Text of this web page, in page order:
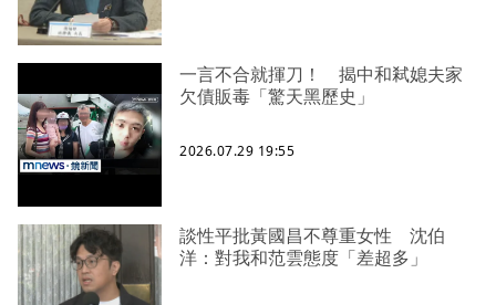
一言不合就揮刀！ 揭中和弒媳夫家
欠債販毒「驚天黑歷史」
2026.07.29 19:55
談性平批黃國昌不尊重女性 沈伯
洋：對我和范雲態度「差超多」